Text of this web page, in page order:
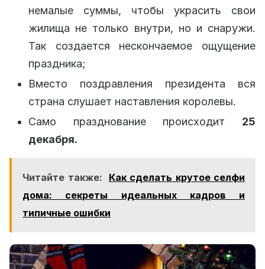
немалые суммы, чтобы украсить свои
жилища не только внутри, но и снаружи.
Так создается нескончаемое ощущение
праздника;
Вместо поздравления президента вся
страна слушает наставления королевы.
Само празднование происходит 25
декабря.
Читайте также:
Как сделать крутое селфи
дома: секреты идеальных кадров и
типичные ошибки